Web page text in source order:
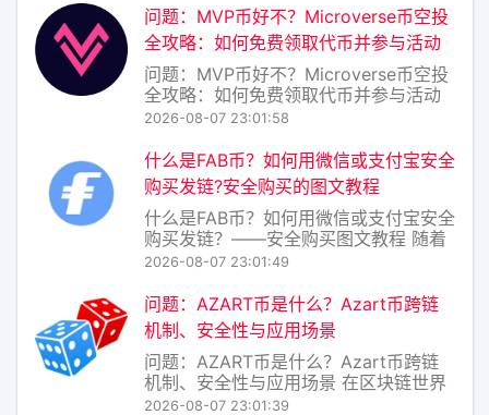
生代币，旨在为去中心化数据存储与AI
推理网络提供激励层。简单来说，Tratin
的目标是
问题：MVP币好不？Microverse币空投
全攻略：如何免费领取代币并参与活动
问题：MVP币好不？Microverse币空投
全攻略：如何免费领取代币并参与活动
在加密货币的世界里，空投（Airdrop）
式。最近，Microverse项目推出的MVP
币空投活动引起了不少讨论。那么，
MVP币到底好不好？普
2026-08-07 23:01:58
什么是FAB币？如何用微信或支付宝安全
购买​发链?安全购买的图文教程
什么是FAB币？如何用微信或支付宝安全
购买发链？——安全购买图文教程 随着
区块链技术的普及，越来越多的人开始
主流币种，一些新兴项目也逐渐进入大
众视野，其中就包括FAB币（即发链的原
生代币）。本文将为你介绍FAB币的基本
概念
2026-08-07 23:01:49
问题：AZART币是什么？Azart币跨链
机制、安全性与应用场景
问题：AZART币是什么？Azart币跨链
机制、安全性与应用场景 在区块链世界
日新月异的今天，各类代币层出不穷，
2026-08-07 23:01:39